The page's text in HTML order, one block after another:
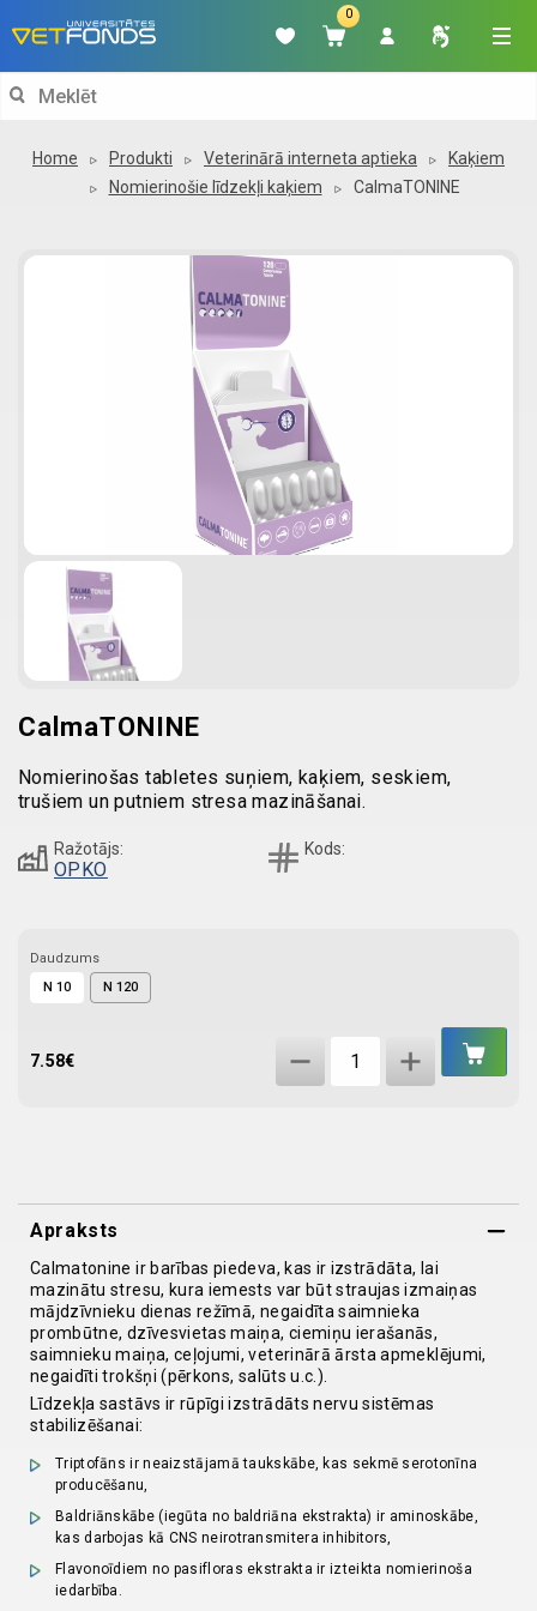
0
Search
Home Produkti Veterinārā interneta aptieka
Kaķiem
Nomierinošie līdzekļi kaķiem
CalmaTONINE
CalmaTONINE
Nomierinošas tabletes suņiem, kaķiem, seskiem,
trušiem un putniem stresa mazināšanai.
Ražotājs:
OPKO
Kods:
Daudzums
N 10
N 120
7.58€
CalmaTONINE
Apraksts
Calmatonine ir barības piedeva, kas ir izstrādāta, lai
mazinātu stresu, kura iemests var būt straujas izmaiņas
mājdzīvnieku dienas režīmā, negaidīta saimnieka
prombūtne, dzīvesvietas maiņa, ciemiņu ierašanās,
saimnieku maiņa, ceļojumi, veterinārā ārsta apmeklējumi,
negaidīti trokšņi (pērkons, salūts u.c.).
Līdzekļa sastāvs ir rūpīgi izstrādāts nervu sistēmas
stabilizēšanai:
Triptofāns ir neaizstājamā taukskābe, kas sekmē serotonīna
producēšanu,
Baldriānskābe (iegūta no baldriāna ekstrakta) ir aminoskābe,
kas darbojas kā CNS neirotransmitera inhibitors,
Flavonoīdiem no pasifloras ekstrakta ir izteikta nomierinoša
iedarbība.